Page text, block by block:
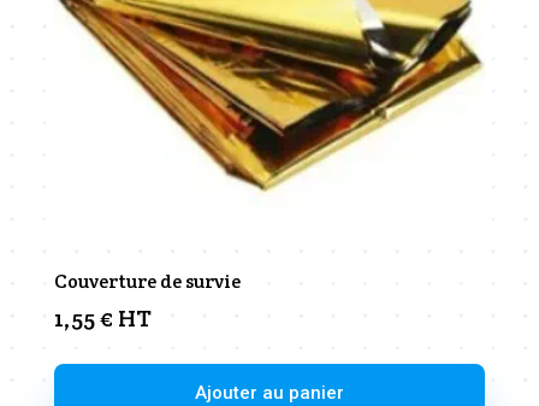
Couverture de survie
1,55€ HT
Ajouter au panier